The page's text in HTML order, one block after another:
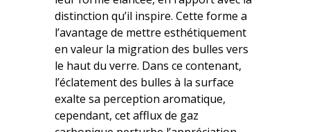
distinction qu’il inspire. Cette forme a
l’avantage de mettre esthétiquement
en valeur la migration des bulles vers
le haut du verre. Dans ce contenant,
l’éclatement des bulles à la surface
exalte sa perception aromatique,
cependant, cet afflux de gaz